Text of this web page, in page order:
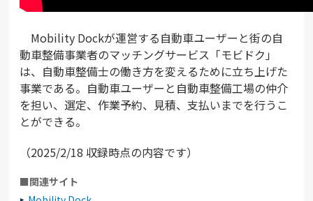
Mobility Dockが運営する自動車ユーザーと街の自
動車整備事業者のマッチングサービス「モビドク」
は、自動車整備士の働き方を変えるために立ち上げた
事業である。自動車ユーザーと自動車整備工場の仲介
を担い、選定、作業予約、見積、支払いまでを行うこ
とができる。
（2025/2/18 収録時点の内容です）
■関連サイト